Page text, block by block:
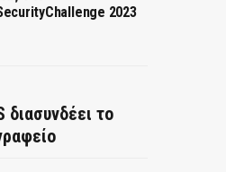
2023
διασυνδέει το